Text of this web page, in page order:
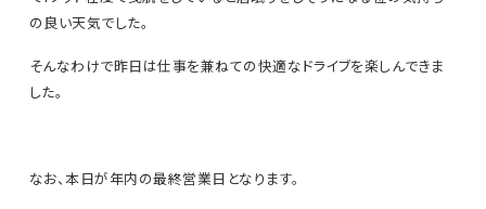
の良い天気でした。
そんなわけで昨日は仕事を兼ねての快適なドライブを楽しんできま
した。
なお、本日が年内の最終営業日となります。